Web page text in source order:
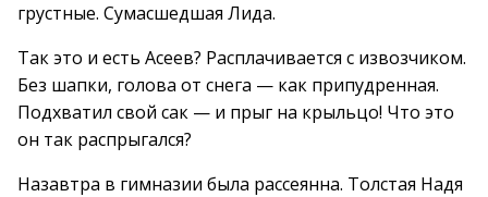
грустные. Сумасшедшая Лида.
Так это и есть Асеев? Расплачивается с извозчиком.
Без шапки, голова от снега — как припудренная.
Подхватил свой сак — и прыг на крыльцо! Что это
он так распрыгался?
Назавтра в гимназии была рассеянна. Толстая Надя